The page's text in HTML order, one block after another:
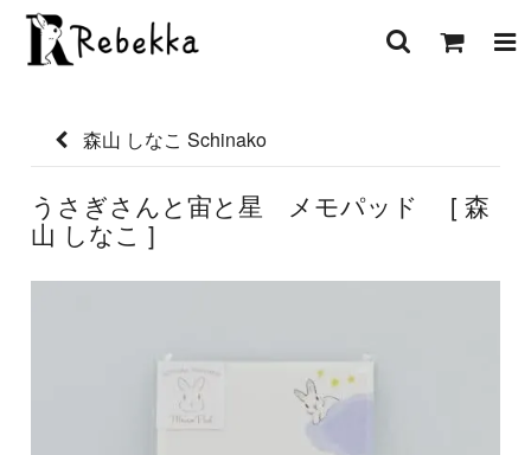
森山 しなこ Schinako
うさぎさんと宙と星 メモパッド [ 森
山 しなこ ]